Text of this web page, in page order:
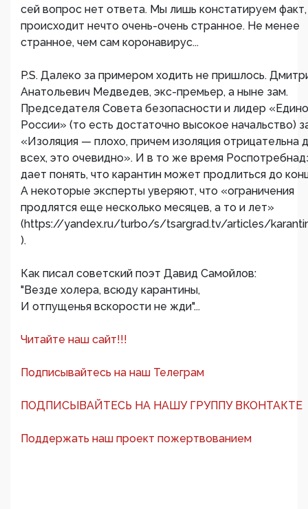
сей вопрос нет ответа. Мы лишь констатируем
происходит нечто очень-очень странное. Не менее
странное, чем сам коронавирус...
P.S. Далеко за примером ходить не пришлось.
Анатольевич Медведев, экс-премьер, а ныне зам.
Председателя Совета безопасности и лидер
России» (то есть достаточно высокое начальство)
«Изоляция — плохо, причем изоляция отрицательна
всех, это очевидно». И в то же время
дает понять, что карантин может продлиться до
А некоторые эксперты уверяют, что «ограничения
продлятся еще несколько месяцев, а то и лет»
(https://yandex.ru/turbo/s/tsargrad.tv/articles/
).
Как писал советский поэт Давид Самойлов:
"Везде холера, всюду карантины,
И отпущенья вскорости не жди"...
Читайте наш сайт!!!
Подписывайтесь на наш Телеграм
ПОДПИСЫВАЙТЕСЬ НА НАШУ ГРУППУ ВКОНТАКТЕ
Поддержать наш проект пожертвованием